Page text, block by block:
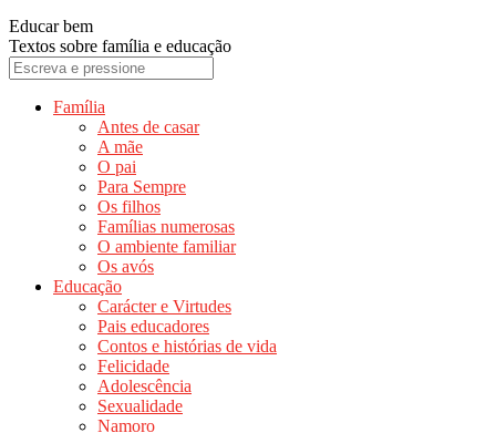
Educar bem
Textos sobre família e educação
Família
Antes de casar
A mãe
O pai
Para Sempre
Os filhos
Famílias numerosas
O ambiente familiar
Os avós
Educação
Carácter e Virtudes
Pais educadores
Contos e histórias de vida
Felicidade
Adolescência
Sexualidade
Namoro